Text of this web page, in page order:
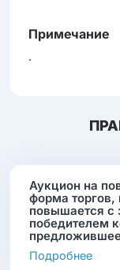
Примечание
.
Аукцион на
форма торгов,
повышается с
победителем
Подробнее